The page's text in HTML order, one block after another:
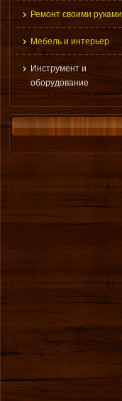
Ремонт своими руками
Мебель и интерьер
Инструмент и
оборудование